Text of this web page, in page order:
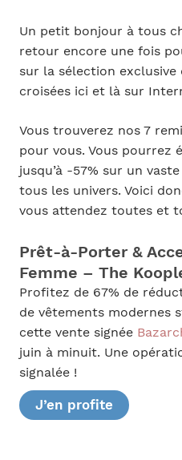
Un petit bonjour à tous
retour encore une fois
sur la sélection exclusive
croisées ici et là sur
Vous trouverez nos 7
pour vous. Vous pourrez
jusqu’à -57% sur un
tous les univers. Voici
vous attendez toutes et
Prêt-à-Porter &
Femme – The
Profitez de 67% de
de vêtements modernes
cette vente signée
juin à minuit. Une
signalée !
J’en profite